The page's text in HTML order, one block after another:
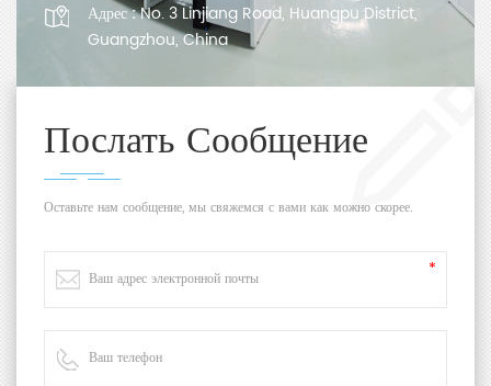
Адрес :No. 3 Linjiang Road, Huangpu District,
Guangzhou, China
Послать Сообщение
Оставьте нам сообщение, мы свяжемся с вами как можно скорее.